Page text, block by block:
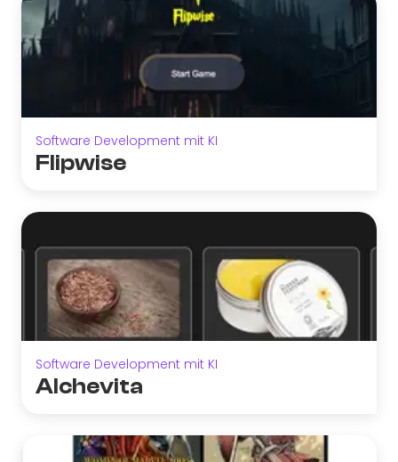
Software Development mit KI
Flipwise
Software Development mit KI
Alchevita